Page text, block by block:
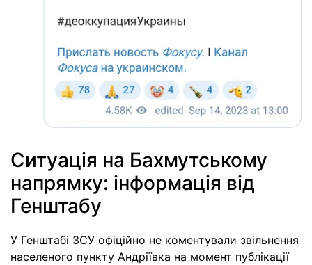
Ситуація на Бахмутському
напрямку: інформація від
Генштабу
У Генштабі ЗСУ офіційно не коментували звільнення
населеного пункту Андріївка на момент публікації